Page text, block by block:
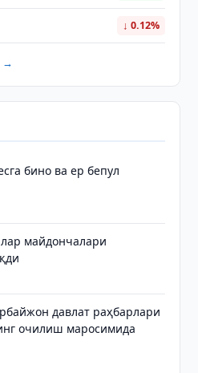
↓ 0.12%
→
бино ва ер бепул
майдончалари
давлат раҳбарлари
очилиш маросимида